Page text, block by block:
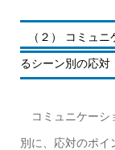
（２） コミュ
るシーン別の応対
コミュニケーシ
別に、応対のポイ